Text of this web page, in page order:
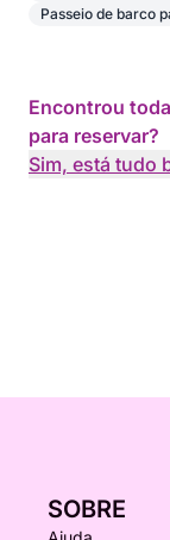
Passeio de barco
Encontrou
para reservar?
Sim, está tudo
SOBRE